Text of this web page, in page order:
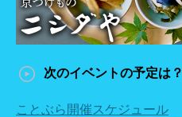
次のイベントの予定は？
ことぶら開催スケジュール